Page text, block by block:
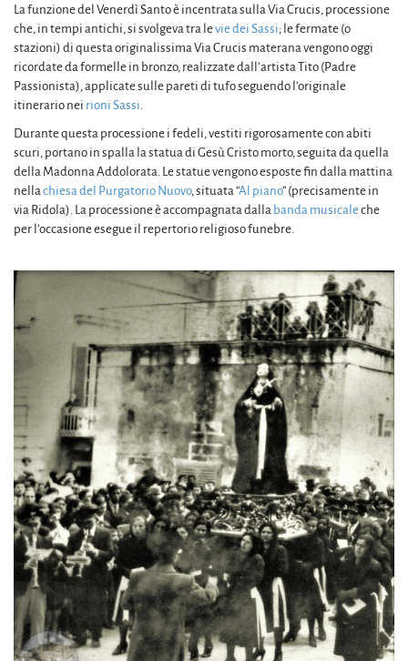
La funzione del Venerdì Santo è incentrata sulla Via Crucis, processione
che, in tempi antichi, si svolgeva tra levie dei Sassi; le fermate (o
stazioni) di questa originalissima Via Crucis materana vengono oggi
ricordate da formelle in bronzo, realizzate dall’artista Tito (Padre
Passionista), applicate sulle pareti di tufo seguendo l’originale
itinerario nei rioni Sassi.
Durante questa processione i fedeli, vestiti rigorosamente con abiti
scuri, portano in spalla la statua di Gesù Cristo morto, seguita da quella
della Madonna Addolorata. Le statue vengono esposte fin dalla mattina
nellachiesa del Purgatorio Nuovo, situata “Al piano” (precisamente in
via Ridola). La processione è accompagnata dalla banda musicaleche
per l’occasione esegue il repertorio religioso funebre.